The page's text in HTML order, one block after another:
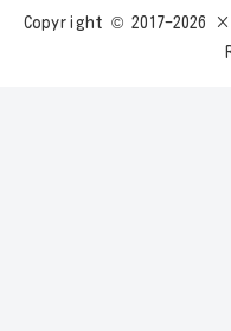
Copyright © 2017-2026